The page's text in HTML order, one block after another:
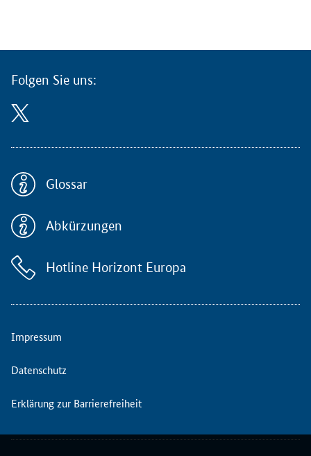
n
s
t
a
t
n
g
n
o
r
i
r
i
N
t
Folgen Sie uns:
Glossar
Abkürzungen
Hotline Horizont Europa
Impressum
Datenschutz
Erklärung zur Barrierefreiheit